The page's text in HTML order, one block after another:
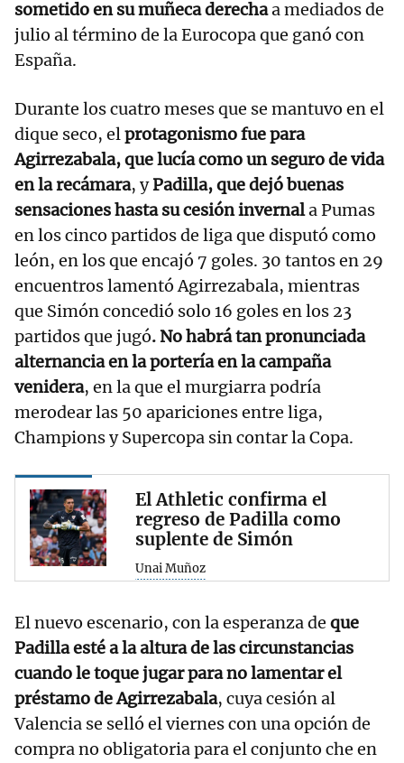
sometido en su muñeca derechaa mediados de
julio al término de la Eurocopa que ganó con
España.
Durante los cuatro meses que se mantuvo en el
dique seco, elprotagonismo fue para
Agirrezabala, que lucía como un seguro de vida
en la recámara, yPadilla, que dejó buenas
sensaciones hasta su cesión invernala Pumas
en los cinco partidos de liga que disputó como
león, en los que encajó 7 goles. 30 tantos en 29
encuentros lamentó Agirrezabala, mientras
que Simón concedió solo 16 goles en los 23
partidos que jugó. No habrá tan pronunciada
alternancia en la portería en la campaña
venidera, en la que el murgiarra podría
merodear las 50 apariciones entre liga,
Champions y Supercopa sin contar la Copa.
El Athletic confirma el
regreso de Padilla como
suplente de Simón
Unai Muñoz
El nuevo escenario, con la esperanza de que
Padilla esté a la altura de las circunstancias
cuando le toque jugar para no lamentar el
préstamo de Agirrezabala, cuya cesión al
Valencia se selló el viernes con una opción de
compra no obligatoria para el conjunto che en